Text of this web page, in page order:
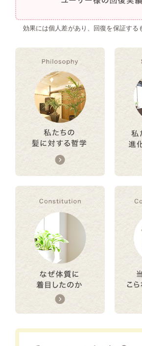
効果には個人差があり、回復を保証する